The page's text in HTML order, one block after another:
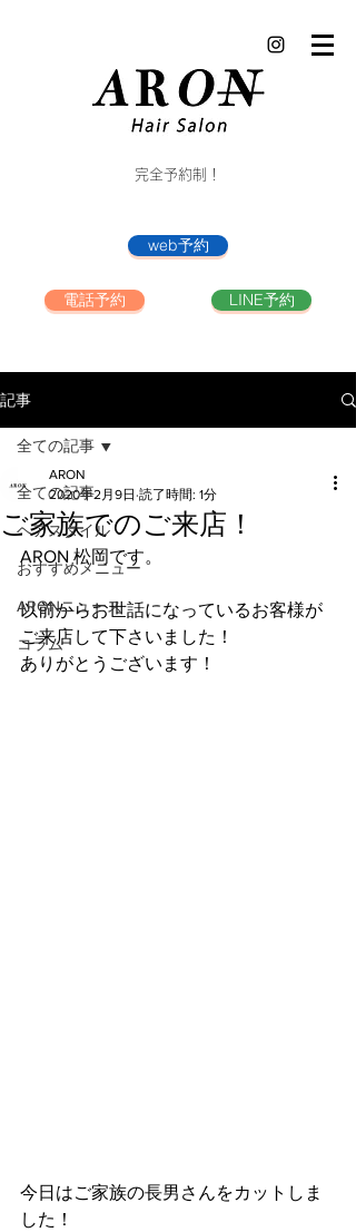
完全予約制！
web予約
電話予約 LINE予約
記事
全ての記事
ヘアスタイル
おすすめメニュー
ARONニュース
コラム
全ての記事
ご家族でのご来店！
ARON
2020年2月9日 読了時間: 1分
ARON 松岡です。
以前からお世話になっているお客様が
ご来店して下さいました！
ありがとうございます！
今日はご家族の長男さんをカットしま
した！